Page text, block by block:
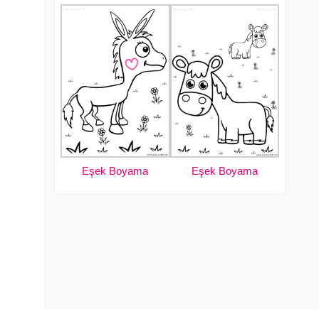
Eşek Boyama Eşek Boyama